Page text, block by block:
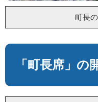
町長
文
「町長席」の